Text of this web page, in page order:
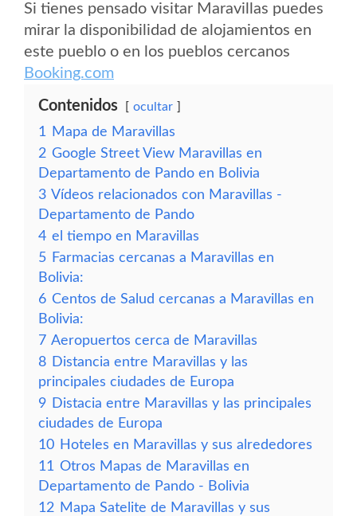
Si tienes pensado visitar Maravillas puedes
mirar la disponibilidad de alojamientos en
este pueblo o en los pueblos cercanos
Booking.com
Contenidos ocultar
1
Mapa de Maravillas
2 Google Street View Maravillas en
Departamento de Pando en Bolivia
3 Vídeos relacionados con Maravillas -
Departamento de Pando
4 el tiempo en Maravillas
5 Farmacias cercanas a Maravillas en
Bolivia:
6 Centos de Salud cercanas a Maravillas en
Bolivia:
7 Aeropuertos cerca de Maravillas
8 Distancia entre Maravillas y las
principales ciudades de Europa
9 Distacia entre Maravillas y las principales
ciudades de Europa
10 Hoteles en Maravillas y sus alrededores
11 Otros Mapas de Maravillas en
Departamento de Pando - Bolivia
12 Mapa Satelite de Maravillas y sus